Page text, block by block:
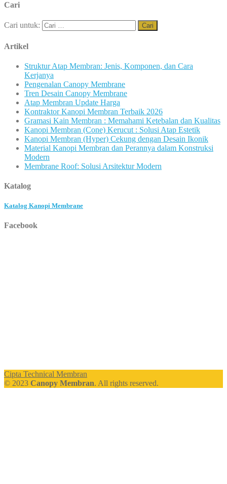
Cari
Cari untuk:
Artikel
Struktur Atap Membran: Jenis, Komponen, dan Cara
Kerjanya
Pengenalan Canopy Membrane
Tren Desain Canopy Membrane
Atap Membran Update Harga
Kontraktor Kanopi Membran Terbaik 2026
Gramasi Kain Membran : Memahami Ketebalan dan Kualitas
Kanopi Membran (Cone) Kerucut : Solusi Atap Estetik
Kanopi Membran (Hyper) Cekung dengan Desain Ikonik
Material Kanopi Membran dan Perannya dalam Konstruksi
Modern
Membrane Roof: Solusi Arsitektur Modern
Katalog
Katalog Kanopi Membrane
Facebook
Cipta Technical Membran
© 2023 Canopy Membran. All rights reserved.